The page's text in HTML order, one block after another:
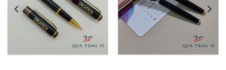
Bút Ký Khắc
Logo_BKKL003
37,500.00
Bút Ký Kim Loại
Khắc
Logo_BKKL002
37,500.00